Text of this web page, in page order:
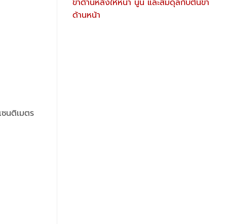
นติเมตร
ขาด้านหลังให้หนา นูน และสมดุลกับต้นขา
ด้านหน้า